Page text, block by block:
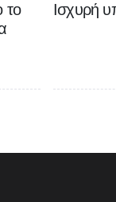
το
Ισχυρή